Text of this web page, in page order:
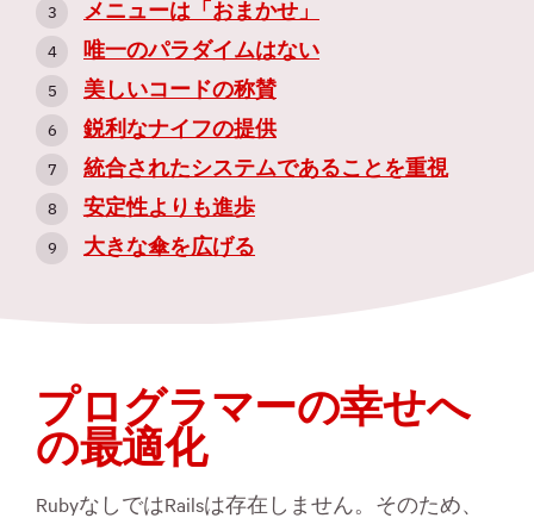
メニューは「おまかせ」
唯一のパラダイムはない
美しいコードの称賛
鋭利なナイフの提供
統合されたシステムであることを重視
安定性よりも進歩
大きな傘を広げる
プログラマーの幸せへ
の最適化
RubyなしではRailsは存在しません。そのため、